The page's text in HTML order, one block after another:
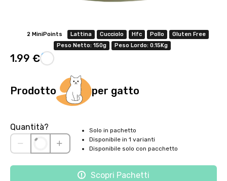
2 MiniPoints Lattina Cucciolo Hfc Pollo
Gluten Free
Peso Netto: 150g
Peso Lordo: 0.15Kg
1.99 €
Prodotto per gatto
Quantità?
Solo in pachetto
Disponibile in 1 varianti
Disponibile solo con pacchetto
Scopri Pachetti